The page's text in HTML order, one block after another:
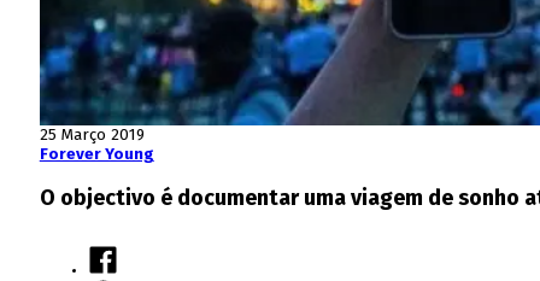
25 Março 2019
Forever Young
O objectivo é documentar uma viagem de sonho